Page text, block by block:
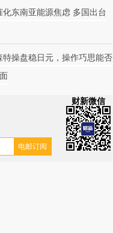
化东南亚能源焦虑 多国出台
特操盘稳日元，操作巧思能否
财新微信